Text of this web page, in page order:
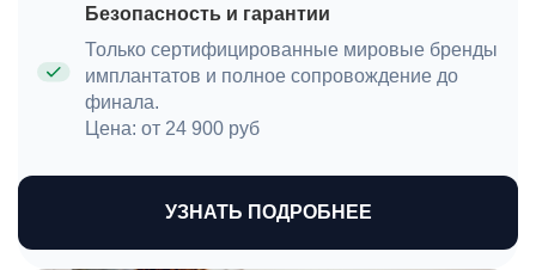
Безопасность и гарантии
Только сертифицированные мировые бренды
имплантатов и полное сопровождение до
финала.
Цена: от 24 900 руб
УЗНАТЬ ПОДРОБНЕЕ